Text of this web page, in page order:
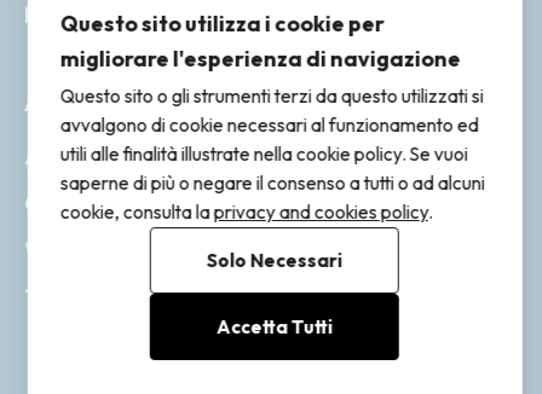
Resi & Rimborsi
ACCOUNT
Account
Ordini
Wishlist
Tracking
Questo sito utilizza i cookie per
migliorare l'esperienza di navigazione
Questo sito o gli strumenti terzi da questo utilizzati si
avvalgono di cookie necessari al funzionamento ed
utili alle finalità illustrate nella cookie policy. Se vuoi
saperne di più o negare il consenso a tutti o ad alcuni
cookie, consulta laprivacy and cookies policy.
Solo Necessari
Accetta Tutti